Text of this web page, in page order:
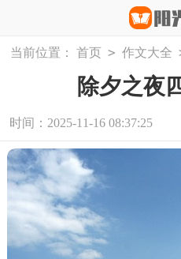
当前位置： 首页 > 作文大全
除夕之夜
时间：2025-11-16 08:37:25